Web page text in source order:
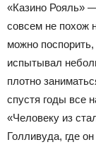
«Казино Рояль»
совсем не похож
можно поспорить,
испытывал
плотно
спустя годы все
«Человеку из
Голливуда, где